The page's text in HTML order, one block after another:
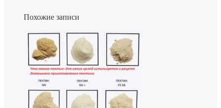
Похожие записи